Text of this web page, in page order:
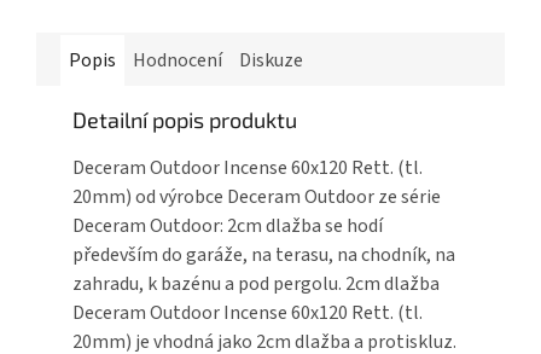
Popis Hodnocení Diskuze
Detailní popis produktu
Deceram Outdoor Incense 60x120 Rett. (tl.
20mm) od výrobce Deceram Outdoor ze série
Deceram Outdoor: 2cm dlažba se hodí
především do garáže, na terasu, na chodník, na
zahradu, k bazénu a pod pergolu. 2cm dlažba
Deceram Outdoor Incense 60x120 Rett. (tl.
20mm) je vhodná jako 2cm dlažba a protiskluz.